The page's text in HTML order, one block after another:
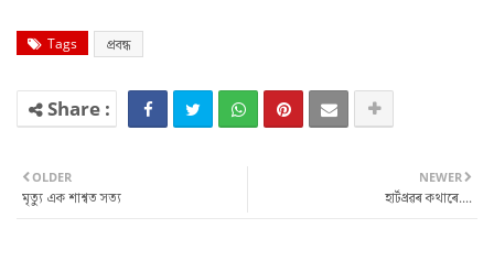
Tags প্ৰবন্ধ
NEWER
হাৰ্টথ্ৰৱৰ কথাৰে....
OLDER
মৃত্যু এক শাশ্বত সত্য